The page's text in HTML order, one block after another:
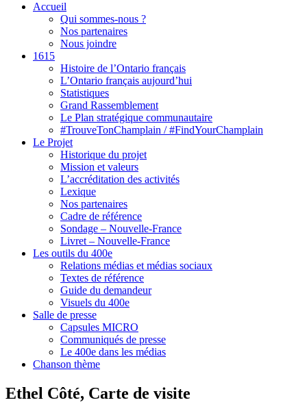
Accueil
Qui sommes-nous ?
Nos partenaires
Nous joindre
1615
Histoire de l’Ontario français
L’Ontario français aujourd’hui
Statistiques
Grand Rassemblement
Le Plan stratégique communautaire
#TrouveTonChamplain / #FindYourChamplain
Le Projet
Historique du projet
Mission et valeurs
L’accréditation des activités
Lexique
Nos partenaires
Cadre de référence
Sondage – Nouvelle-France
Livret – Nouvelle-France
Les outils du 400e
Relations médias et médias sociaux
Textes de référence
Guide du demandeur
Visuels du 400e
Salle de presse
Capsules MICRO
Communiqués de presse
Le 400e dans les médias
Chanson thème
Ethel Côté, Carte de visite